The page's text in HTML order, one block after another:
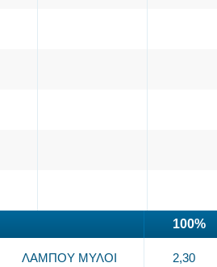
100%
ΛΑΜΠΟΥ ΜΥΛΟΙ 2,30